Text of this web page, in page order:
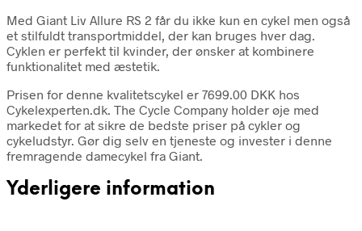
Med Giant Liv Allure RS 2 får du ikke kun en cykel men også
et stilfuldt transportmiddel, der kan bruges hver dag.
Cyklen er perfekt til kvinder, der ønsker at kombinere
funktionalitet med æstetik.
Prisen for denne kvalitetscykel er 7699.00 DKK hos
Cykelexperten.dk. The Cycle Company holder øje med
markedet for at sikre de bedste priser på cykler og
cykeludstyr. Gør dig selv en tjeneste og invester i denne
fremragende damecykel fra Giant.
Yderligere information